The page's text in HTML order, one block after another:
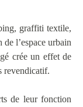
graffiti textile,
l’espace urbain
crée un effet de
revendicatif.
de leur fonction